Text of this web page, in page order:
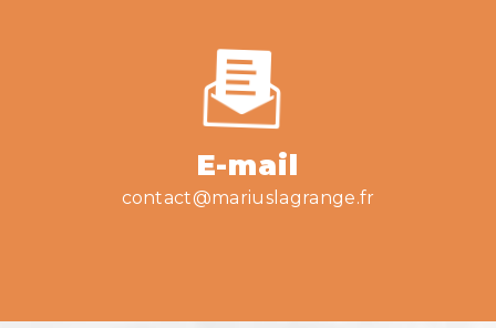
E-mail
contact@mariuslagrange.fr